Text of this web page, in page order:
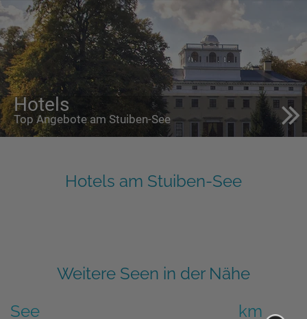
Hotels
Top Angebote am Stuiben-See
Hotels am Stuiben-See
Weitere Seen in der Nähe
See
km